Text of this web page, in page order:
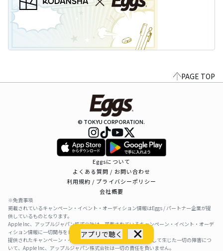
アプリで聴く
PAGE TOP
© TOKYU CORPORATION.
Eggsについて
よくある質問 / お問い合わせ
利用規約 / プライバシーポリシー
会社概要
※免責事項
掲載されているキャンペーン・イベント・オーディション情報はEggs / パートナー企業が提
供しているものとなります。
Apple Inc、アップルジャパン株式会社は、掲載されているキャンペーン・イベント・オーデ
ィション情報に一切関与をしておりません。
提供されたキャンペーン・イベント・オーディション情報を利用して生じた一切の障害につ
いて、Apple Inc、アップルジャパン株式会社は一切の責任を負いません。